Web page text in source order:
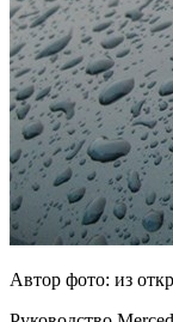
Автор фото: из